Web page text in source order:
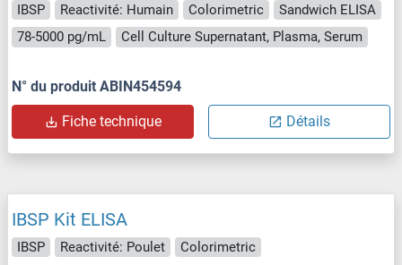
IBSP Reactivité: Humain Colorimetric
Sandwich ELISA
78-5000 pg/mL
Cell Culture Supernatant, Plasma, Serum
N° du produit ABIN454594
Fiche technique Détails
IBSP Kit ELISA
IBSP Reactivité: Poulet Colorimetric